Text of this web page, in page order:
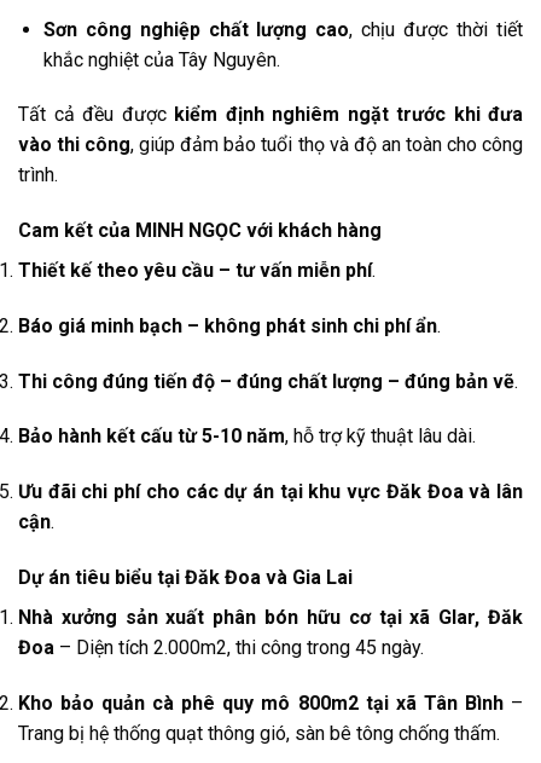
Sơn công nghiệp chất lượng cao, chịu được thời tiết
khắc nghiệt của Tây Nguyên.
Tất cả đều được kiểm định nghiêm ngặt trước khi đưa
vào thi công, giúp đảm bảo tuổi thọ và độ an toàn cho công
trình.
Cam kết của MINH NGỌC với khách hàng
Thiết kế theo yêu cầu – tư vấn miễn phí.
Báo giá minh bạch – không phát sinh chi phí ẩn.
Thi công đúng tiến độ – đúng chất lượng – đúng bản vẽ.
Bảo hành kết cấu từ 5-10 năm, hỗ trợ kỹ thuật lâu dài.
Ưu đãi chi phí cho các dự án tại khu vực Đăk Đoa và lân
cận.
Dự án tiêu biểu tại Đăk Đoa và Gia Lai
Nhà xưởng sản xuất phân bón hữu cơ tại xã Glar, Đăk
Đoa – Diện tích 2.000m2, thi công trong 45 ngày.
Kho bảo quản cà phê quy mô 800m2 tại xã Tân Bình–
Trang bị hệ thống quạt thông gió, sàn bê tông chống thấm.